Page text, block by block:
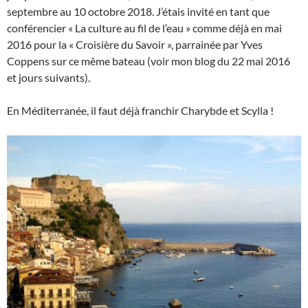
septembre au 10 octobre 2018. J’étais invité en tant que
conférencier « La culture au fil de l’eau » comme déjà en mai
2016 pour la « Croisière du Savoir », parrainée par Yves
Coppens sur ce même bateau (voir mon blog du 22 mai 2016
et jours suivants).
En Méditerranée, il faut déjà franchir Charybde et Scylla !